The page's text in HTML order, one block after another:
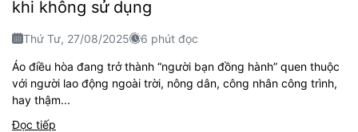
khi không sử dụng
Thứ Tư, 27/08/2025 6 phút đọc
Áo điều hòa đang trở thành “người bạn đồng hành” quen thuộc
với người lao động ngoài trời, nông dân, công nhân công trình,
hay thậm...
Đọc tiếp